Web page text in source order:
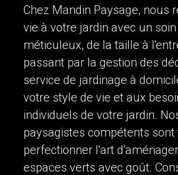
Chez Mandin Paysage, nous
vie à votre jardin avec un soin
méticuleux, de la taille à
passant par la gestion des
service de jardinage à
votre style de vie et aux
individuels de votre jardin.
paysagistes compétents sont
perfectionner l'art
espaces verts avec goût.